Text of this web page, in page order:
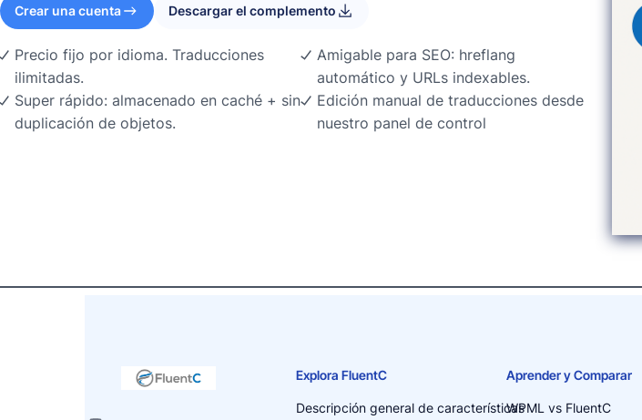
Crear una cuenta Descargar el complemento
Precio fijo por idioma. Traducciones
ilimitadas.
Super rápido: almacenado en caché + sin
duplicación de objetos.
Amigable para SEO: hreflang
automático y URLs indexables.
Edición manual de traducciones desde
nuestro panel de control
Explora FluentC
Descripción general de características
Aprender y Comparar
WPML vs FluentC